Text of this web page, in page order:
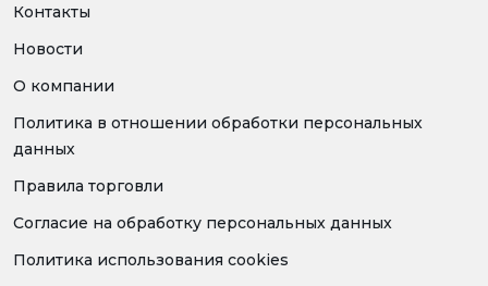
Контакты
Новости
О компании
Политика в отношении обработки персональных
данных
Правила торговли
Согласие на обработку персональных данных
Политика использования cookies